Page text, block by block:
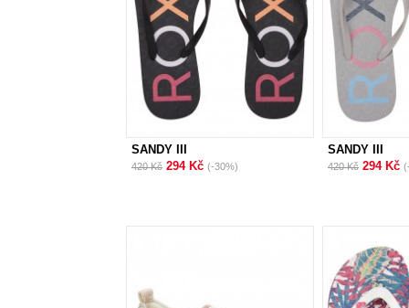
SANDY III
420 Kč 294 Kč (-30%)
SANDY III
420 Kč 294 Kč